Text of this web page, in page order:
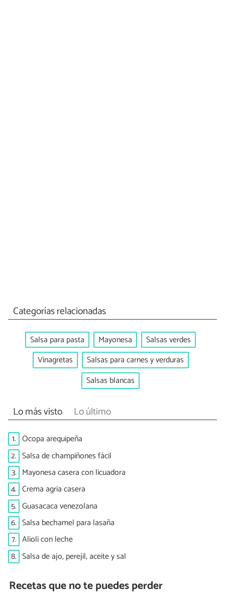
Categorías relacionadas
Salsa para pasta Mayonesa
Salsas verdes
Vinagretas
Salsas para carnes y verduras
Salsas blancas
Lo más visto Lo último
1. Ocopa arequipeña
2. Salsa de champiñones fácil
3. Mayonesa casera con licuadora
4. Crema agria casera
5. Guasacaca venezolana
6. Salsa bechamel para lasaña
7. Alioli con leche
8. Salsa de ajo, perejil, aceite y sal
Recetas que no te puedes perder